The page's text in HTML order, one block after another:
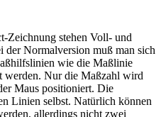
Zeichnung stehen Voll- und
Normalversion muß man sich
wie die Maßlinie
werden. Nur die Maßzahl wird
Maus positioniert. Die
Linien selbst. Natürlich können
allerdings nicht zwei